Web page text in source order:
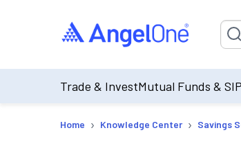
Trade & InvestMutual Funds & SIP
Home › Knowledge Center › Savings